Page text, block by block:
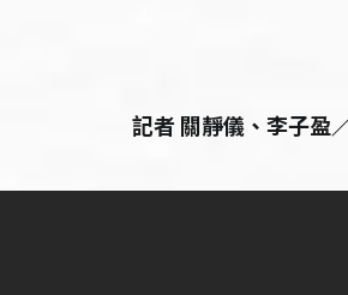
記者 關靜儀、李子盈